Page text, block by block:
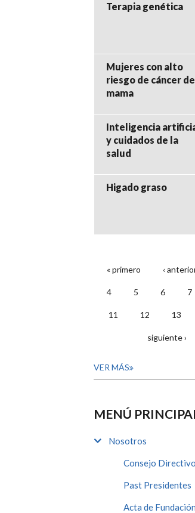
Terapia genética
Mujeres con alto
riesgo de cáncer de
mama
Inteligencia
y cuidados de la
salud
Higado graso
PÁGINAS
« primero ‹
4 5 6 7
11 12 13
siguiente ›
VER MÁS
MENÚ
Nosotros
Consejo
Past Presidentes
Acta de Fundación